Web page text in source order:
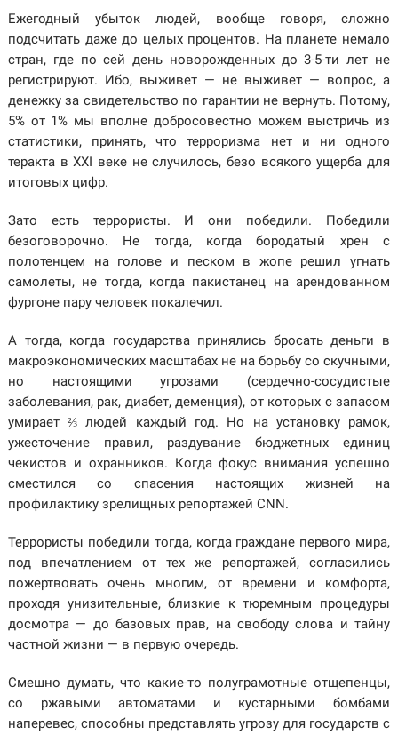
Ежегодный убыток людей, вообще говоря, сложно
подсчитать даже до целых процентов. На планете немало
стран, где по сей день новорожденных до 3-5-ти лет не
регистрируют. Ибо, выживет — не выживет — вопрос, а
денежку за свидетельство по гарантии не вернуть. Потому,
5% от 1% мы вполне добросовестно можем выстричь из
статистики, принять, что терроризма нет и ни одного
теракта в XXI веке не случилось, безо всякого ущерба для
итоговых цифр.
Зато есть террористы. И они победили. Победили
безоговорочно. Не тогда, когда бородатый хрен с
полотенцем на голове и песком в жопе решил угнать
самолеты, не тогда, когда пакистанец на арендованном
фургоне пару человек покалечил.
А тогда, когда государства принялись бросать деньги в
макроэкономических масштабах не на борьбу со скучными,
но настоящими угрозами (сердечно-сосудистые
заболевания, рак, диабет, деменция), от которых с запасом
умирает ⅔ людей каждый год. Но на установку рамок,
ужесточение правил, раздувание бюджетных единиц
чекистов и охранников. Когда фокус внимания успешно
сместился со спасения настоящих жизней на
профилактику зрелищных репортажей CNN.
Террористы победили тогда, когда граждане первого мира,
под впечатлением от тех же репортажей, согласились
пожертвовать очень многим, от времени и комфорта,
проходя унизительные, близкие к тюремным процедуры
досмотра — до базовых прав, на свободу слова и тайну
частной жизни — в первую очередь.
Смешно думать, что какие-то полуграмотные отщепенцы,
со ржавыми автоматами и кустарными бомбами
наперевес, способны представлять угрозу для государств с